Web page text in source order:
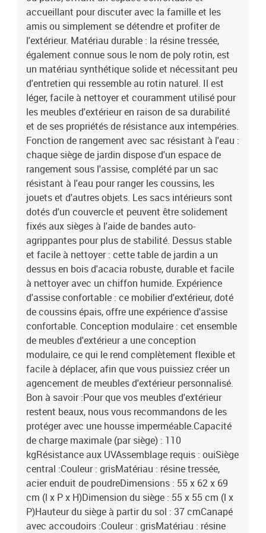
poudre, bois d'acacia massif avec finition à l'huileDimensions : 55
x 55 x 37 cm (L x l x H)Coussin :Couleur : gris foncéMatériau de la
couverture : tissu (100 % polyester)Matériau de remplissage du
coussin de siège : mousseMatériau de remplissage du coussin de
dossier : fibre de cotonDimensions du coussin de siège : 55 x 55 x
3 cm (l x P x é)Dimensions du coussin de dossier : 55 x 45 x 13 cm
(L x l x é)La livraison contient :1 x siège central incluant une
fonction de rangement avec un sac résistant à l'eau2 x canapé
d'accoudoir avec fonction de rangement et sac résistant à l'eau1 x
table de jardin3 x coussin de dossier3 x coussin de siège avec
housse amovible et lavable
accueillant pour discuter avec la famille et les
amis ou simplement se détendre et profiter de
l'extérieur. Matériau durable : la résine tressée,
également connue sous le nom de poly rotin, est
un matériau synthétique solide et nécessitant peu
d'entretien qui ressemble au rotin naturel. Il est
léger, facile à nettoyer et couramment utilisé pour
les meubles d'extérieur en raison de sa durabilité
et de ses propriétés de résistance aux intempéries.
Fonction de rangement avec sac résistant à l'eau :
chaque siège de jardin dispose d'un espace de
rangement sous l'assise, complété par un sac
résistant à l'eau pour ranger les coussins, les
jouets et d'autres objets. Les sacs intérieurs sont
dotés d'un couvercle et peuvent être solidement
fixés aux sièges à l'aide de bandes auto-
agrippantes pour plus de stabilité. Dessus stable
et facile à nettoyer : cette table de jardin a un
dessus en bois d'acacia robuste, durable et facile
à nettoyer avec un chiffon humide. Expérience
d'assise confortable : ce mobilier d'extérieur, doté
de coussins épais, offre une expérience d'assise
confortable. Conception modulaire : cet ensemble
de meubles d'extérieur a une conception
modulaire, ce qui le rend complètement flexible et
facile à déplacer, afin que vous puissiez créer un
agencement de meubles d'extérieur personnalisé.
Bon à savoir :Pour que vos meubles d'extérieur
restent beaux, nous vous recommandons de les
protéger avec une housse imperméable.Capacité
de charge maximale (par siège) : 110
kgRésistance aux UVAssemblage requis : ouiSiège
central :Couleur : grisMatériau : résine tressée,
acier enduit de poudreDimensions : 55 x 62 x 69
cm (l x P x H)Dimension du siège : 55 x 55 cm (l x
P)Hauteur du siège à partir du sol : 37 cmCanapé
avec accoudoirs :Couleur : grisMatériau : résine